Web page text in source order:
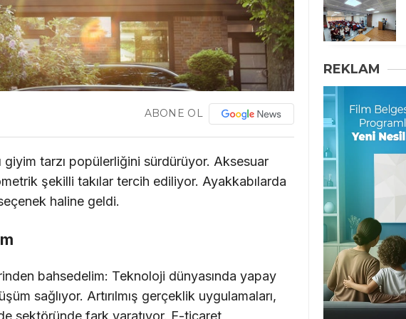
ABONE OL
tarzı popülerliğini sürdürüyor. Aksesuar
şekilli takılar tercih ediliyor. Ayakkabılarda
haline geldi.
bahsedelim: Teknoloji dünyasında yapay
sağlıyor. Artırılmış gerçeklik uygulamaları,
sektöründe fark yaratıyor. E-ticaret
REKLAM